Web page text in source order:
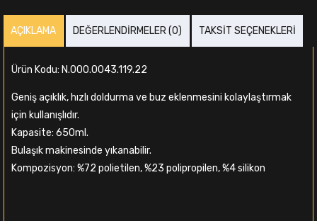
AÇIKLAMA DEĞERLENDIRMELER (0) TAKSIT SEÇENEKLERI
Ürün Kodu: N.000.0043.119.22
Geniş açıklık, hızlı doldurma ve buz eklenmesini kolaylaştırmak
için kullanışlıdır.
Kapasite: 650ml.
Bulaşık makinesinde yıkanabilir.
Kompozisyon: %72 polietilen, %23 polipropilen, %4 silikon